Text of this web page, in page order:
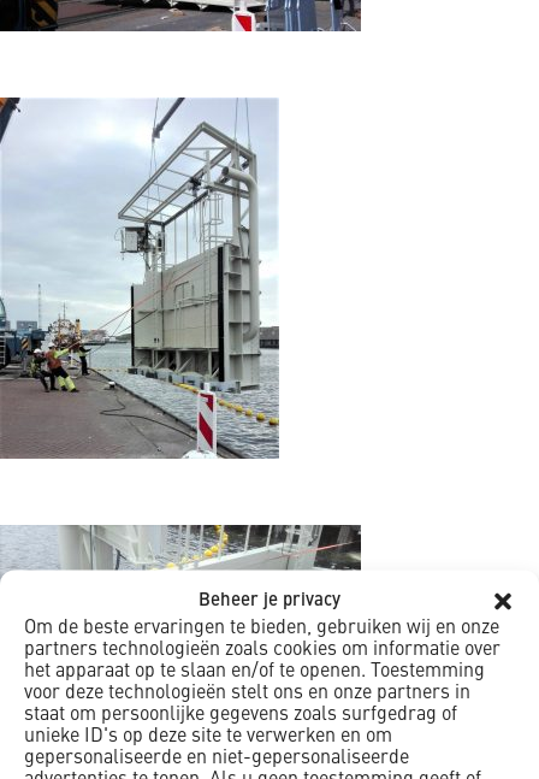
Beheer je privacy
Om de beste ervaringen te bieden, gebruiken wij en onze
partners technologieën zoals cookies om informatie over
het apparaat op te slaan en/of te openen. Toestemming
voor deze technologieën stelt ons en onze partners in
staat om persoonlijke gegevens zoals surfgedrag of
unieke ID's op deze site te verwerken en om
gepersonaliseerde en niet-gepersonaliseerde